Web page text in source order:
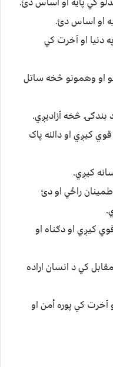
دنيا او آخرت کي
او وهمونو څخه ساتل
قوي کيږي او دالله پاک
راځي او دئ
کيږي او دګناه او
کي د انسان اراده
آخرت کي پوره أمن او